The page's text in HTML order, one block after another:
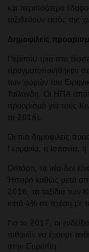
και περισσότερο
ταξιδεύουν εκτός της
Δημοφιλείς
Περίπου τρία στα
πραγματοποιήθηκαν
των χωρών του
Ταϊλάνδη. Οι ΗΠΑ
προορισμό για τους
το 2016).
Οι πιο δημοφιλείς
Γερμανία, η Ισπανία,
Ωστόσο, τα νέα δεν
Ήπειρο καθώς μετά
2016, τα ταξίδια των
κατά 4% σε σχέση με
Για το 2017, οι
πιθανόν να έχουμε
στην Ευρώπη.